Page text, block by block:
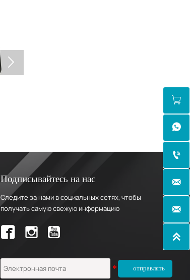

Подписывайтесь на нас
Следите за нами в социальных сетях, чтобы
получать самую свежую информацию

отправлять





